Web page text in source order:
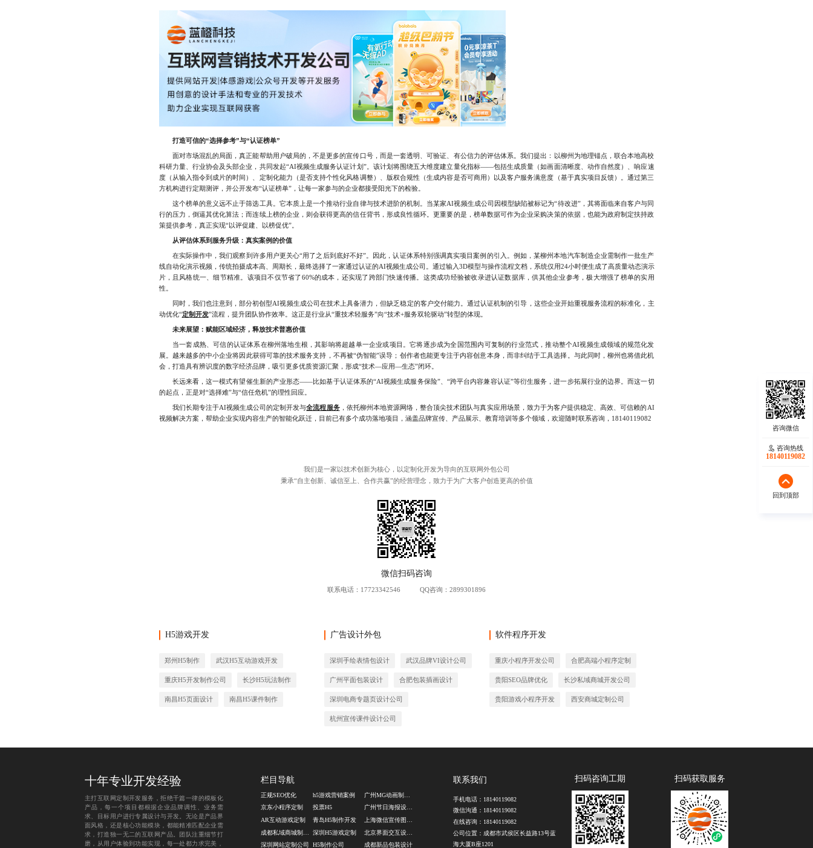
打造可信的“选择参考”与“认证榜单”
面对市场混乱的局面，真正能帮助用户破局的，不是更多的宣传口号，而是一套透明、可验证、有公信力的评估体系。我们提出：以柳州为地理锚点，联合本地高校
科研力量、行业协会及头部企业，共同发起“AI视频生成服务认证计划”。该计划将围绕五大维度建立量化指标——包括生成质量（如画面清晰度、动作自然度）、响应速
度（从输入指令到成片的时间）、定制化能力（是否支持个性化风格调整）、版权合规性（生成内容是否可商用）以及客户服务满意度（基于真实项目反馈）。通过第三
方机构进行定期测评，并公开发布“认证榜单”，让每一家参与的企业都接受阳光下的检验。
这个榜单的意义远不止于筛选工具。它本质上是一个推动行业自律与技术进阶的机制。当某家AI视频生成公司因模型缺陷被标记为“待改进”，其将面临来自客户与同
行的压力，倒逼其优化算法；而连续上榜的企业，则会获得更高的信任背书，形成良性循环。更重要的是，榜单数据可作为企业采购决策的依据，也能为政府制定扶持政
策提供参考，真正实现“以评促建、以榜促优”。
从评估体系到服务升级：真实案例的价值
在实际操作中，我们观察到许多用户更关心“用了之后到底好不好”。因此，认证体系特别强调真实项目案例的引入。例如，某柳州本地汽车制造企业需制作一批生产
线自动化演示视频，传统拍摄成本高、周期长，最终选择了一家通过认证的AI视频生成公司。通过输入3D模型与操作流程文档，系统仅用24小时便生成了高质量动态演示
片，且风格统一、细节精准。该项目不仅节省了60%的成本，还实现了跨部门快速传播。这类成功经验被收录进认证数据库，供其他企业参考，极大增强了榜单的实用
性。
同时，我们也注意到，部分初创型AI视频生成公司在技术上具备潜力，但缺乏稳定的客户交付能力。通过认证机制的引导，这些企业开始重视服务流程的标准化，主
动优化“定制开发”流程，提升团队协作效率。这正是行业从“重技术轻服务”向“技术+服务双轮驱动”转型的体现。
未来展望：赋能区域经济，释放技术普惠价值
当一套成熟、可信的认证体系在柳州落地生根，其影响将超越单一企业或项目。它将逐步成为全国范围内可复制的行业范式，推动整个AI视频生成领域的规范化发
展。越来越多的中小企业将因此获得可靠的技术服务支持，不再被“伪智能”误导；创作者也能更专注于内容创意本身，而非纠结于工具选择。与此同时，柳州也将借此机
会，打造具有辨识度的数字经济品牌，吸引更多优质资源汇聚，形成“技术—应用—生态”闭环。
长远来看，这一模式有望催生新的产业形态——比如基于认证体系的“AI视频生成服务保险”、“跨平台内容兼容认证”等衍生服务，进一步拓展行业的边界。而这一切
的起点，正是对“选择难”与“信任危机”的理性回应。
我们长期专注于AI视频生成公司的定制开发与全流程服务，依托柳州本地资源网络，整合顶尖技术团队与真实应用场景，致力于为客户提供稳定、高效、可信赖的AI
视频解决方案，帮助企业实现内容生产的智能化跃迁，目前已有多个成功落地项目，涵盖品牌宣传、产品展示、教育培训等多个领域，欢迎随时联系咨询，18140119082
我们是一家以技术创新为核心，以定制化开发为导向的互联网外包公司
秉承“自主创新、诚信至上、合作共赢”的经营理念，致力于为广大客户创造更高的价值
联系电话： 17723342546 QQ咨询：2899301896
H5游戏开发
郑州H5制作 武汉H5互动游戏开发
重庆H5开发制作公司 长沙H5玩法制作
南昌H5页面设计 南昌H5课件制作
广告设计外包
深圳手绘表情包设计 武汉品牌VI设计公司
广州平面包装设计 合肥包装插画设计
深圳电商专题页设计公司
杭州宣传课件设计公司
软件程序开发
重庆小程序开发公司 合肥高端小程序定制
贵阳SEO品牌优化 长沙私域商城开发公司
贵阳游戏小程序开发 西安商城定制公司
咨询热线
17723342546
回到顶部
咨询热线
18140119082
回到顶部
十年专业开发经验
主打互联网定制开发服务，拒绝千篇一律的模板化
产品，每一个项目都根据企业品牌调性、业务需
求、目标用户进行专属设计与开发。无论是产品界
面风格，还是核心功能模块，都能精准匹配企业需
求，打造独一无二的互联网产品。团队注重细节打
磨，从用户体验到功能实现，每一处都力求完美，
栏目导航
正规SEO优化
京东小程序定制
AR互动游戏定制
深圳网站定制公司
h5游戏营销案例
投票H5
青岛H5制作开发
深圳H5游戏定制
H5制作公司
广州节日海报设计公司
成都新品包装设计
联系我们
手机电话： 18140119082
微信沟通： 18140119082
在线咨询： 18140119082
公司位置：成都市武侯区长益路13号蓝
海大厦B座1201
扫码咨询工期 扫码获取服务